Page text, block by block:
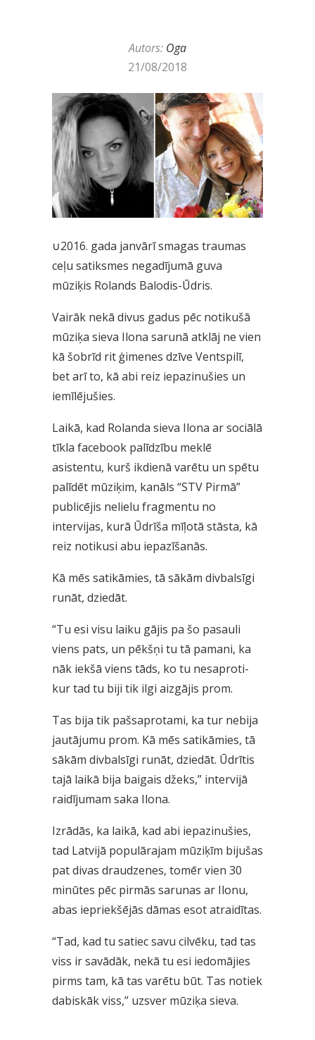
Autors: Oga
21/08/2018
∪2016. gada janvārī smagas traumas
ceļu satiksmes negadījumā guva
mūziķis Rolands Balodis-Ūdris.
Vairāk nekā divus gadus pēc notikušā
mūziķa sieva Ilona sarunā atklāj ne vien
kā šobrīd rit ģimenes dzīve Ventspilī,
bet arī to, kā abi reiz iepazinušies un
iemīlējušies.
Laikā, kad Rolanda sieva Ilona ar sociālā
tīkla facebook palīdzību meklē
asistentu, kurš ikdienā varētu un spētu
palīdēt mūziķim, kanāls “STV Pirmā”
publicējis nelielu fragmentu no
intervijas, kurā Ūdrīša mīļotā stāsta, kā
reiz notikusi abu iepazīšanās.
Kā mēs satikāmies, tā sākām divbalsīgi
runāt, dziedāt.
“Tu esi visu laiku gājis pa šo pasauli
viens pats, un pēkšņi tu tā pamani, ka
nāk iekšā viens tāds, ko tu nesaproti-
kur tad tu biji tik ilgi aizgājis prom.
Tas bija tik pašsaprotami, ka tur nebija
jautājumu prom. Kā mēs satikāmies, tā
sākām divbalsīgi runāt, dziedāt. Ūdrītis
tajā laikā bija baigais džeks,” intervijā
raidījumam saka Ilona.
Izrādās, ka laikā, kad abi iepazinušies,
tad Latvijā populārajam mūziķīm bijušas
pat divas draudzenes, tomēr vien 30
minūtes pēc pirmās sarunas ar Ilonu,
abas iepriekšējās dāmas esot atraidītas.
“Tad, kad tu satiec savu cilvēku, tad tas
viss ir savādāk, nekā tu esi iedomājies
pirms tam, kā tas varētu būt. Tas notiek
dabiskāk viss,” uzsver mūziķa sieva.